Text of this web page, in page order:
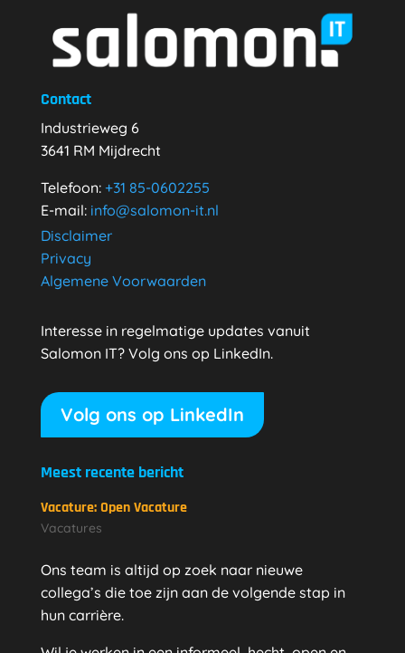
Contact
Industrieweg 6
3641 RM Mijdrecht
Telefoon: +31 85-0602255
E-mail: info@salomon-it.nl
Disclaimer
Privacy
Algemene Voorwaarden
Interesse in regelmatige updates vanuit
Salomon IT? Volg ons op LinkedIn.
Volg ons op LinkedIn
Meest recente bericht
Vacature: Open Vacature
Vacatures
Ons team is altijd op zoek naar nieuwe
collega’s die toe zijn aan de volgende stap in
hun carrière.